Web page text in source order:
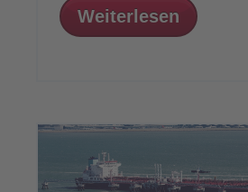
Weiterlesen